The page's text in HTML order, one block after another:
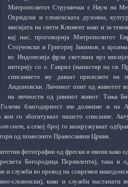
Митрополитот Струмички г. Наум на
Охридски и словенската духовна,
мисијата на свети Климент како и за
кај нас, проговорија Митрополитот
Стојчевски и Григориј Јакимов; а
во Индонезија фрла светлина врз
интервју со о. Гаврил (манастир на св.
списанието му даваат прилозите на
Андоновски. Личниот опит од животот
на личности од јавниот живот: Тања
благодарност им должиме и на
го збогатуваат нашето списание.
свет, а секој број го заокружуваат
од помесните Православни Цркви.
фотографии од фрески и икони како
Богородица Перивлепта), така и
служби во превод на современ
словенски), како и служби